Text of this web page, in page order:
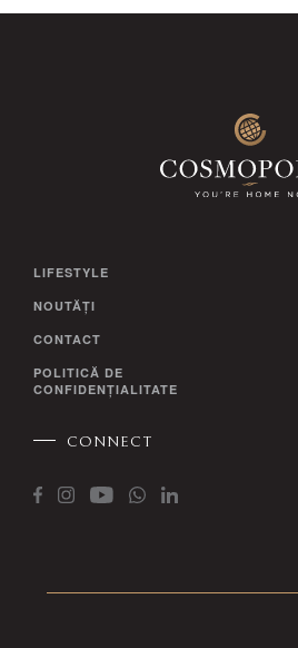
LIFESTYLE
NOUTĂȚI
CONTACT
POLITICĂ DE
CONFIDENȚIALITATE
CONNECT